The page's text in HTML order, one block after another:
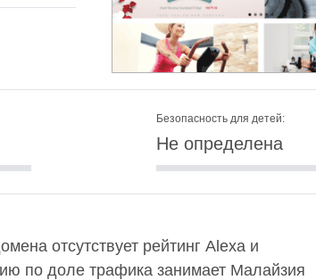
Безопасность для детей:
Не определена
отсутствует рейтинг Alexa и
по доле трафика занимает Малайзия